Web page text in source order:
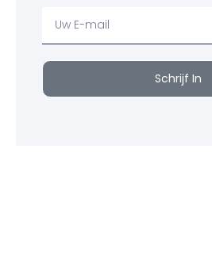
email
Schrijf In